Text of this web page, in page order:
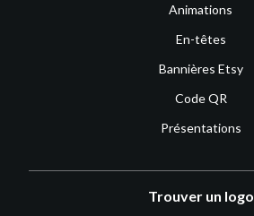
Animations
En-têtes
Bannières Etsy
Code QR
Présentations
Trouver un logo